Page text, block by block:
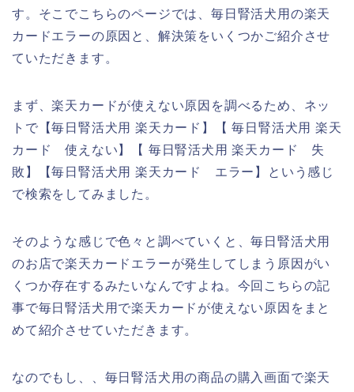
す。そこでこちらのページでは、毎日腎活犬用の楽天
カードエラーの原因と、解決策をいくつかご紹介させ
ていただきます。
まず、楽天カードが使えない原因を調べるため、ネッ
トで【毎日腎活犬用 楽天カード】【 毎日腎活犬用 楽天
カード 使えない】【 毎日腎活犬用 楽天カード 失
敗】【毎日腎活犬用 楽天カード エラー】という感じ
で検索をしてみました。
そのような感じで色々と調べていくと、毎日腎活犬用
のお店で楽天カードエラーが発生してしまう原因がい
くつか存在するみたいなんですよね。今回こちらの記
事で毎日腎活犬用で楽天カードが使えない原因をまと
めて紹介させていただきます。
なのでもし、、毎日腎活犬用の商品の購入画面で楽天